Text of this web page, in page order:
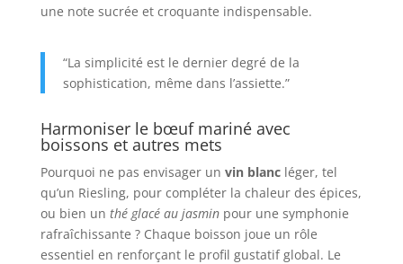
une note sucrée et croquante indispensable.
“La simplicité est le dernier degré de la
sophistication, même dans l’assiette.”
Harmoniser le bœuf mariné avec
boissons et autres mets
Pourquoi ne pas envisager un vin blancléger, tel
qu’un Riesling, pour compléter la chaleur des épices,
ou bien un thé glacé au jasminpour une symphonie
rafraîchissante ? Chaque boisson joue un rôle
essentiel en renforçant le profil gustatif global. Le